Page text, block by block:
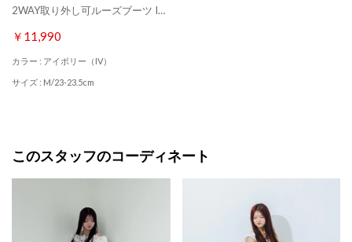
2WAY取り外し可ルーズブーツ IX5533 （アイボリー）
￥11,990
カラー : アイボリー（IV）
サイズ : M/23-23.5cm
このスタッフのコーディネート